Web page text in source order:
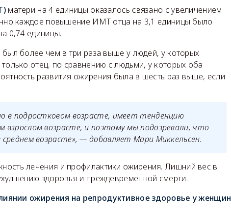
матери на 4 единицы оказалось связано с увеличением
каждое повышение ИМТ отца на 3,1 единицы было
0,74 единицы.
более чем в три раза выше у людей, у которых
отец, по сравнению с людьми, у которых оба
развития ожирения была в шесть раз выше, если
в подростковом возрасте, имеет тенденцию
взрослом возрасте, и поэтому мы подозревали, что
возрасте», — добавляет Мари Миккельсен.
лечения и профилактики ожирения. Лишний вес в
здоровья и преждевременной смерти.
ожирения на репродуктивное здоровье у женщин